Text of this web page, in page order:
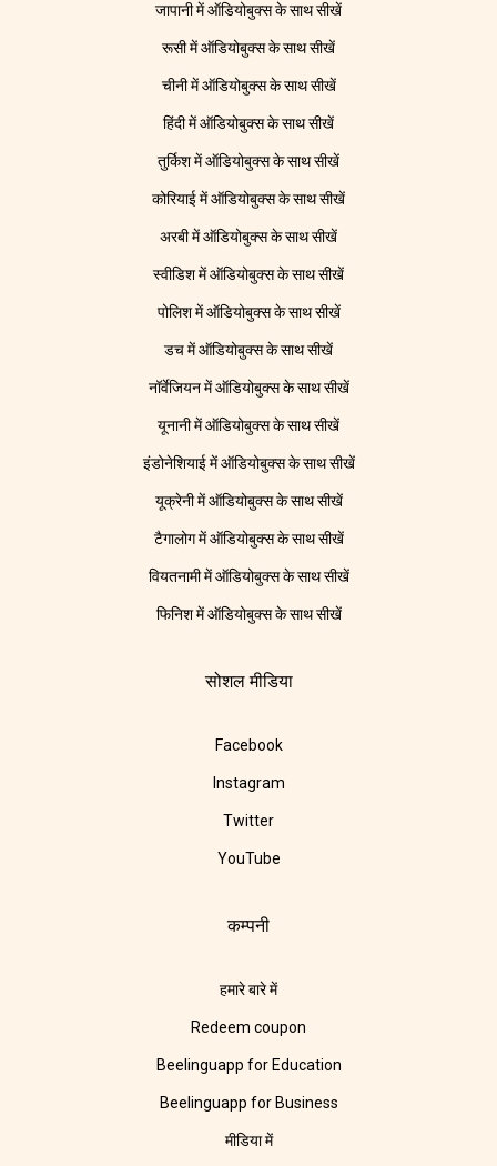
जापानी में ऑडियोबुक्स के साथ सीखें
रूसी में ऑडियोबुक्स के साथ सीखें
चीनी में ऑडियोबुक्स के साथ सीखें
हिंदी में ऑडियोबुक्स के साथ सीखें
तुर्किश में ऑडियोबुक्स के साथ सीखें
कोरियाई में ऑडियोबुक्स के साथ सीखें
अरबी में ऑडियोबुक्स के साथ सीखें
स्वीडिश में ऑडियोबुक्स के साथ सीखें
पोलिश में ऑडियोबुक्स के साथ सीखें
डच में ऑडियोबुक्स के साथ सीखें
नॉर्वेजियन में ऑडियोबुक्स के साथ सीखें
यूनानी में ऑडियोबुक्स के साथ सीखें
इंडोनेशियाई में ऑडियोबुक्स के साथ सीखें
यूक्रेनी में ऑडियोबुक्स के साथ सीखें
टैगालोग में ऑडियोबुक्स के साथ सीखें
वियतनामी में ऑडियोबुक्स के साथ सीखें
फिनिश में ऑडियोबुक्स के साथ सीखें
सोशल मीडिया
Facebook
Instagram
Twitter
YouTube
कम्पनी
हमारे बारे में
Redeem coupon
Beelinguapp for Education
Beelinguapp for Business
मीडिया में